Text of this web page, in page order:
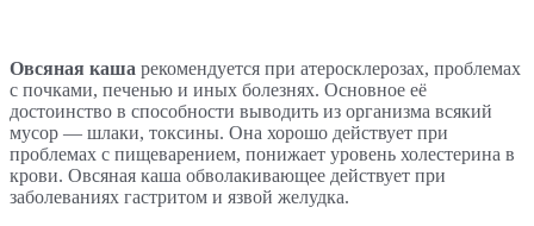
Овсяная каша рекомендуется при атеросклерозах, проблемах
с почками, печенью и иных болезнях. Основное её
достоинство в способности выводить из организма всякий
мусор — шлаки, токсины. Она хорошо действует при
проблемах с пищеварением, понижает уровень холестерина в
крови. Овсяная каша обволакивающее действует при
заболеваниях гастритом и язвой желудка.